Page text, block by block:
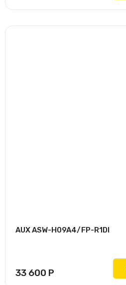
AUX ASW-H09A4/FP-R1DI
33 600 Р